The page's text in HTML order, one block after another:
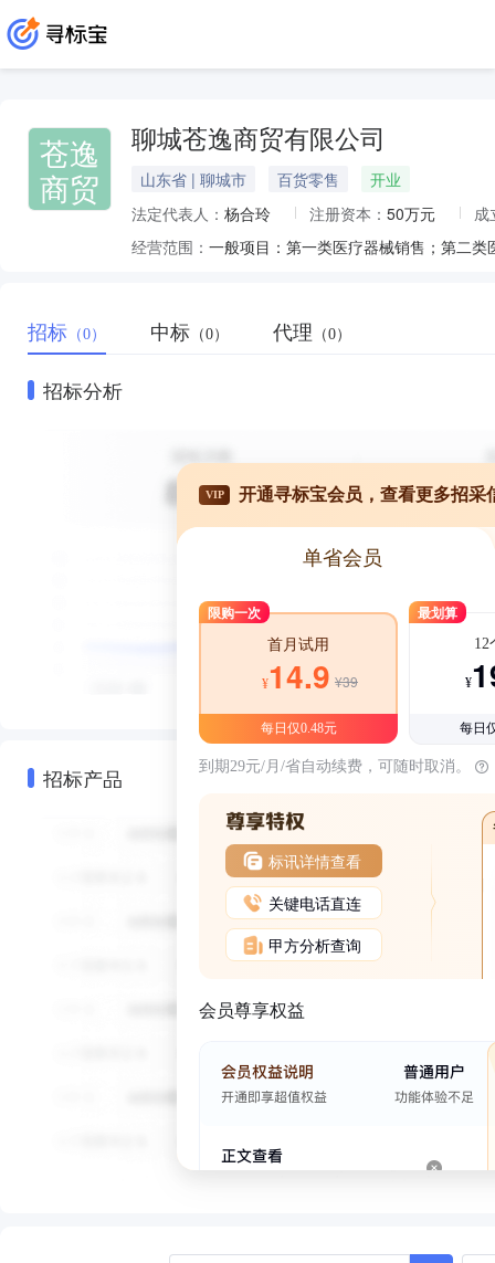
苍逸
商贸
聊城苍逸商贸有限公司
山东省 | 聊城市 百货零售
开业
法定代表人： 杨合玲 注册资本： 50万元
成
经营范围：
招标 （0） 中标 （0） 代理 （0）
招标分析
招标产品
VIP 开通寻标宝会员，查看更多招采
单省会员
限购一次
首月试用
¥14.9 ¥39
每日仅0.48元
最划算
12
¥
每日
到期29元/月/省自动续费，可随时取消。
标讯详情查看
关键电话直连
甲方分析查询
会员尊享权益